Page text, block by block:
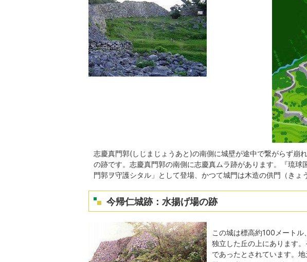
志慶真門郭(しじまじょうあと)の南側に城壁が途中で繋がらず崩
の跡です。志慶真門郭の南側に志慶真ムラ跡があります。『琉
門郭ヲ守護シタル」として登場、かつて城門は木造の供門（きょ
今帰仁城跡：水揚げ場の跡
この城は標高約100メート
独立した丘の上にあります
であったとされています。